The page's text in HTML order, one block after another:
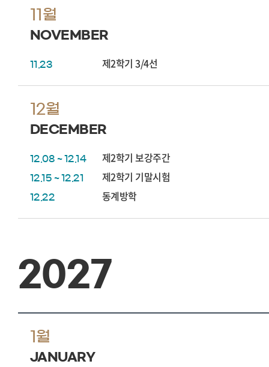
11월
NOVEMBER
11.23 제2학기 3/4선
12월
DECEMBER
12.08 ~ 12.14 제2학기 보강주간
12.15 ~ 12.21 제2학기 기말시험
12.22 동계방학
2027
1월
JANUARY